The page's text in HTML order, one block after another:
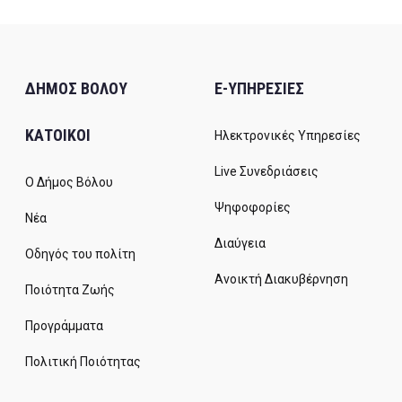
ΔΗΜΟΣ ΒΟΛΟΥ
ΚΑΤΟΙΚΟΙ
Ο Δήμος Βόλου
Νέα
Οδηγός του πολίτη
Ποιότητα Ζωής
Προγράμματα
Πολιτική Ποιότητας
E-ΥΠΗΡΕΣΙΕΣ
Ηλεκτρονικές Υπηρεσίες
Live Συνεδριάσεις
Ψηφοφορίες
Διαύγεια
Ανοικτή Διακυβέρνηση